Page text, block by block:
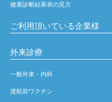
健康診断結果表の見方
ご利用頂いている企業様
外来診療
一般外来・内科
渡航前ワクチン